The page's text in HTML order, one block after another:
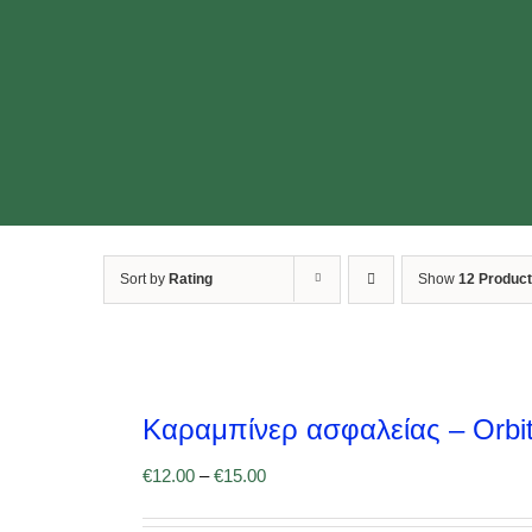
Sort by Rating Show 12
Καραμπίνερ ασφαλείας –
€12.00 –€15.00